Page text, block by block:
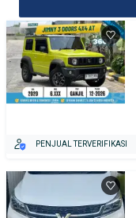
PENJUAL TERVERIFIKASI